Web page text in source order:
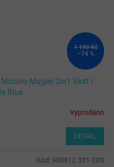
1 190 Kč
–74 %
Mugen 2in1 Skirt /
Blue
Vyprodáno
DETAIL
Kód: 900812.331-2XS